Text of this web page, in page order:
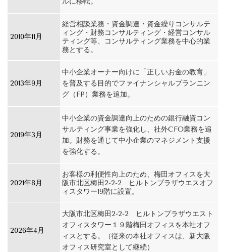
2010年11月
経営相談業務・資金調達・資金繰りコンサルテ
ィング・財務コンサルティング・経営コンサル
ティング等、コンサルティング業務を中心的業
務とする。
2013年9月
中小企業オーナー向けに「正しいお金の教育」
を普及する目的でファイナンシャルプランニン
グ（FP）業務を追加。
2019年3月
中小企業の資金調達向上のための銀行融資コン
サルティング事業を強化し、社外CFO業務を追
加。財務を通じて中小企業のマネジメント支援
を強化する。
2021年8月
お客様の利便性向上のため、梅田オフィスを大
阪市北区梅田2-2-2 ヒルトンプラザウエスオフ
ィスタワー19階に設置。
2026年4月
大阪市北区梅田2-2-2 ヒルトンプラザウエスト
オフィスタワー１９階梅田オフィスを本社オフ
ィスとする。（従来の本社オフィスは、新大阪
オフィス研究室として継続）